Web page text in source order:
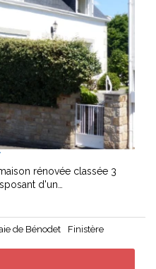
rénovée classée 3
d'un…
de Bénodet
Finistère